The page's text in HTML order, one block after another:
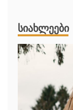
ᲡᲘᲐᲮᲚᲔᲔᲑᲘ